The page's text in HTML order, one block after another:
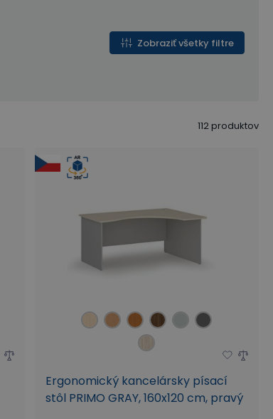
Zobraziť všetky filtre
112produktov
Ergonomický kancelársky písací
stôl PRIMO GRAY, 160x120 cm, pravý